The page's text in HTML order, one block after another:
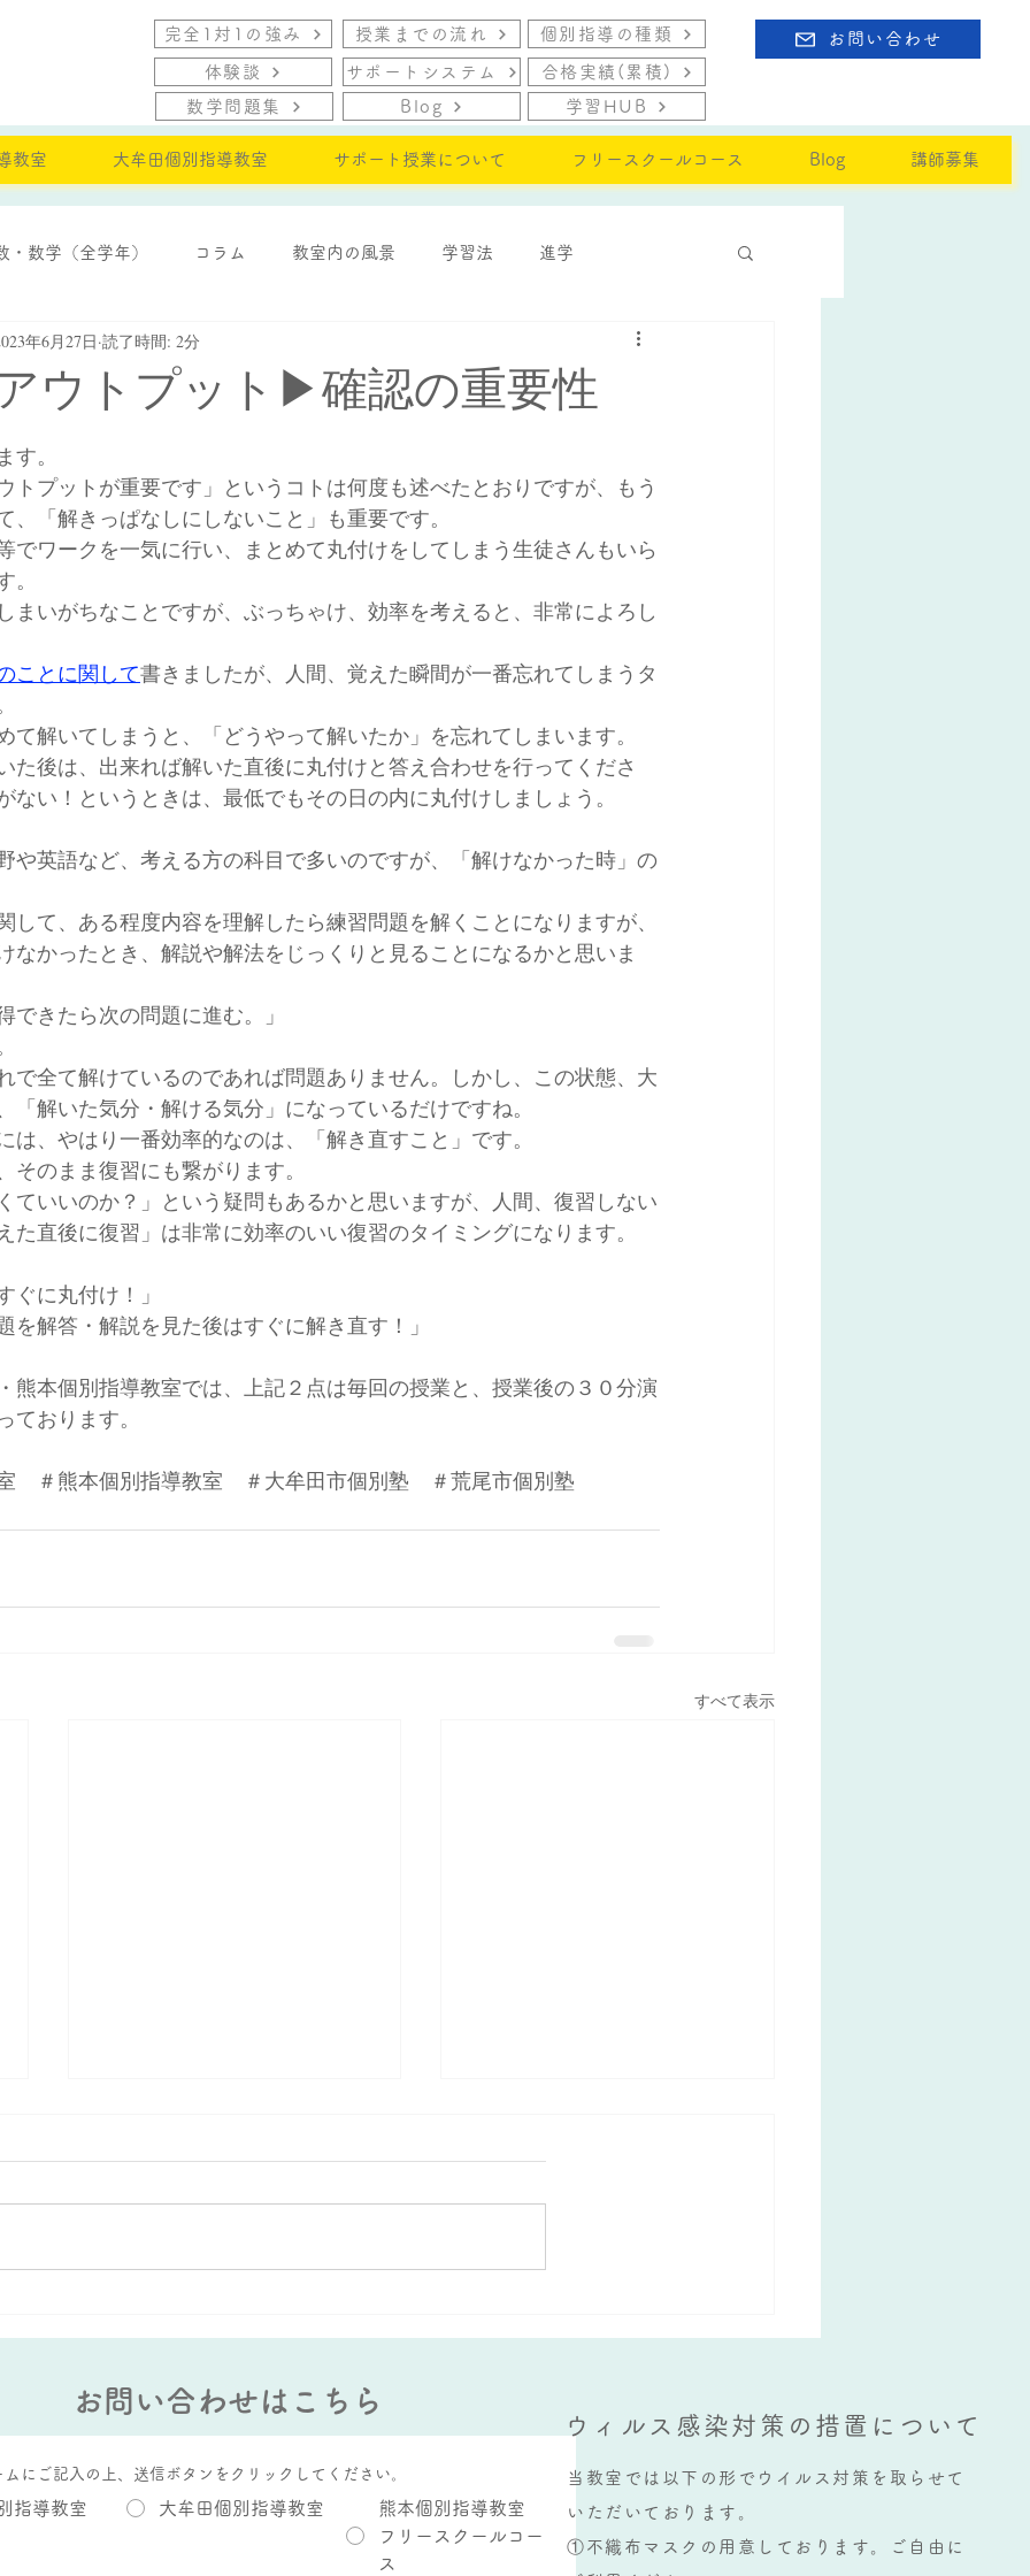
完全1対1の強み 授業までの流れ 個別指導の種類
体験談
数学問題集
サポートシステム
合格実績(累積)
Blog
学習HUB
お問い合わせ
教室 大牟田個別指導教室 サポート授業について フリースクールコース Blog 講師募集
・数学（全学年） コラム 教室内の風景 学習法 進学
モチベーション
ウトプット▶確認の重要性
年6月27日 読了時間: 2分
。
トプットが重要です」というコトは何度も述べたとおりですが、もう
、「解きっぱなしにしないこと」も重要です。
でワークを一気に行い、まとめて丸付けをしてしまう生徒さんもいら
まいがちなことですが、ぶっちゃけ、効率を考えると、非常によろし
ことに関して書きましたが、人間、覚えた瞬間が一番忘れてしまうタ
て解いてしまうと、「どうやって解いたか」を忘れてしまいます。
た後は、出来れば解いた直後に丸付けと答え合わせを行ってくださ
ない！というときは、最低でもその日の内に丸付けしましょう。
や英語など、考える方の科目で多いのですが、「解けなかった時」の
して、ある程度内容を理解したら練習問題を解くことになりますが、
なかったとき、解説や解法をじっくりと見ることになるかと思いま
できたら次の問題に進む。」
で全て解けているのであれば問題ありません。しかし、この状態、大
「解いた気分・解ける気分」になっているだけですね。
は、やはり一番効率的なのは、「解き直すこと」です。
そのまま復習にも繋がります。
ていいのか？」という疑問もあるかと思いますが、人間、復習しない
た直後に復習」は非常に効率のいい復習のタイミングになります。
ぐに丸付け！」
を解答・解説を見た後はすぐに解き直す！」
熊本個別指導教室では、上記２点は毎回の授業と、授業後の３０分演
ております。
　＃熊本個別指導教室　＃大牟田市個別塾　＃荒尾市個別塾
すべて表示
お世話になっております。 熊本
が苦手だという生徒さんは多々い
学の文章題を解くにあたって、ど
か？ですが、ぶっちゃけ多岐にわ
たりま...
お世話になっております。 夏休
室でもいらっしゃいますが、割と
存在です。 大牟田では夏休み明
お問い合わせはこちら
にご記入の上、送信ボタンをクリックしてください。
指導教室 大牟田個別指導教室
熊本個別指導教室
フリースクールコー
ス
ウィルス感染対策の措置について
当教室では以下の形でウイルス対策を取らせて
いただいております。
①不織布マスクの用意しております。ご自由に